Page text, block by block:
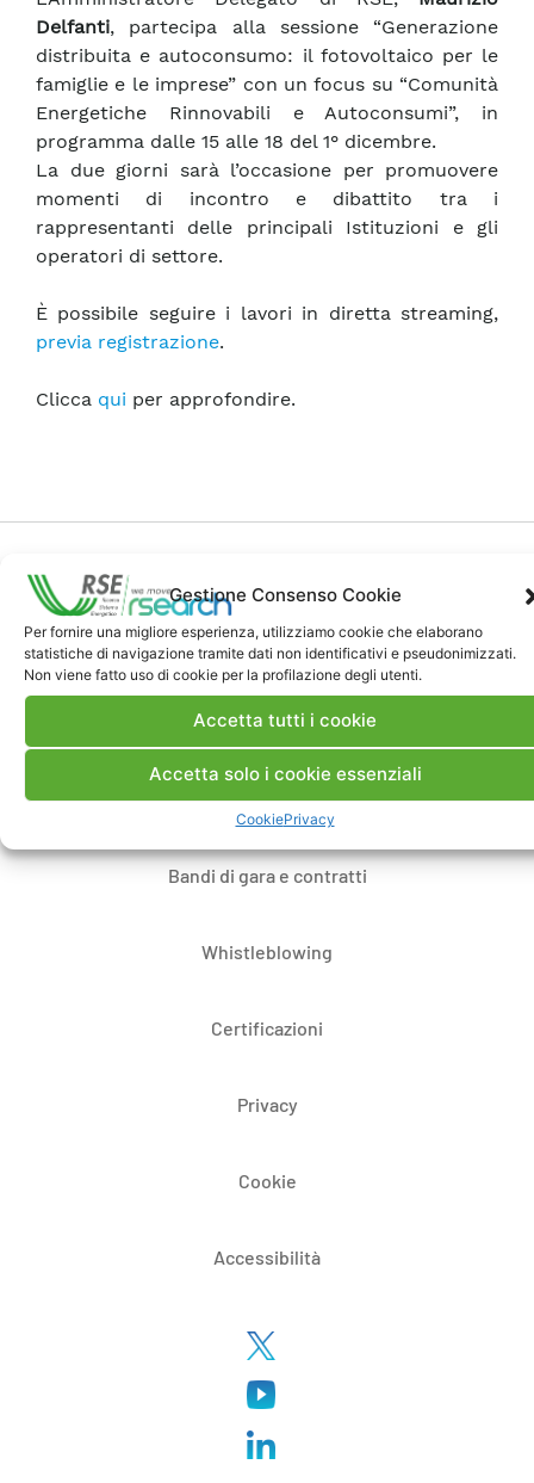
Gestione Consenso Cookie
Per fornire una migliore esperienza, utilizziamo cookie che elaborano
statistiche di navigazione tramite dati non identificativi e pseudonimizzati.
Non viene fatto uso di cookie per la profilazione degli utenti.
Accetta tutti i cookie
Accetta solo i cookie essenziali
CookiePrivacy
Delfanti, partecipa alla sessione “Generazione
distribuita e autoconsumo: il fotovoltaico per le
famiglie e le imprese” con un focus su “Comunità
Energetiche Rinnovabili e Autoconsumi”, in
programma dalle 15 alle 18 del 1° dicembre.
La due giorni sarà l’occasione per promuovere
momenti di incontro e dibattito tra i
rappresentanti delle principali Istituzioni e gli
operatori di settore.
È possibile seguire i lavori in diretta streaming,
previa registrazione.
Clicca qui per approfondire.
Contatti
Note Legali
Dove siamo
Bandi di gara e contratti
Whistleblowing
Certificazioni
Privacy
Cookie
Accessibilità